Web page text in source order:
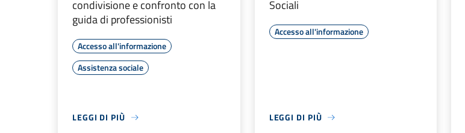
condivisione e confronto con la
guida di professionisti
Accesso all'informazione
Assistenza sociale
LEGGI DI PIÙ
Sociali
Accesso all'informazione
LEGGI DI PIÙ